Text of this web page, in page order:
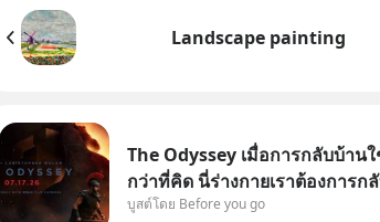
Landscape painting
The Odyssey เมื่อการกลับบ้าน
กว่าที่คิด นี่ร่างกายเราต้องการก
หรือ (SPOILED ALERT!!!) 🔥
บูสต์โดย Before you go